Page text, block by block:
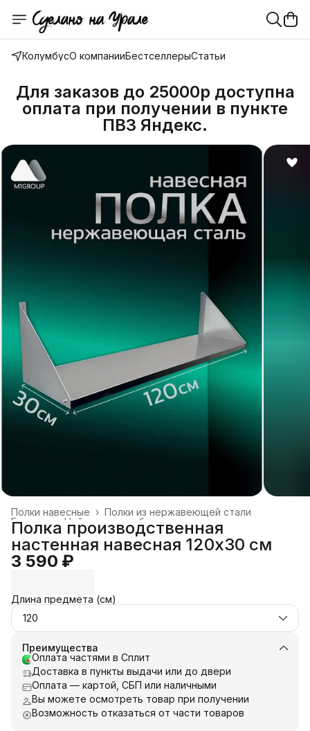
КолумбусО компанииБестселлерыСтатьи
Для заказов до 25000р доступна
оплата при получении в пункте
ПВЗ Яндекс.
Полки из нержавеющей стали
Полки навесные ›
Нейтральное оборудование
Главная
Полка производственная
настенная навесная 120х30 см
3 590 ₽
Длина предмета (см)
120
Преимущества
Оплата частями в Сплит
Доставка в пункты выдачи или до двери
Оплата — картой, СБП или наличными
Вы можете осмотреть товар при получении
Возможность отказаться от части товаров